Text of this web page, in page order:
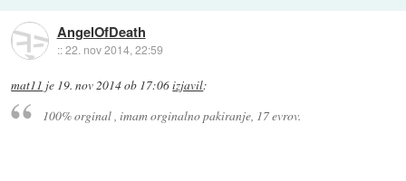
AngelOfDeath
::22. nov 2014, 22:59
mat11 je 19. nov 2014 ob 17:06izjavil:
100% orginal , imam orginalno pakiranje, 17 evrov.